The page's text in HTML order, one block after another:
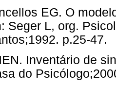
EG. O
Seger L, org.
Inventário de
do